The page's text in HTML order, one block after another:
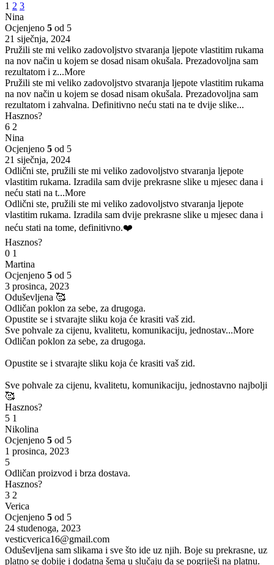
1 2 3
Nina
Ocjenjeno 5 od 5
21 siječnja, 2024
Pružili ste mi veliko zadovoljstvo stvaranja ljepote vlastitim rukama
na nov način u kojem se dosad nisam okušala. Prezadovoljna sam
rezultatom i z...More
Pružili ste mi veliko zadovoljstvo stvaranja ljepote vlastitim rukama
na nov način u kojem se dosad nisam okušala. Prezadovoljna sam
rezultatom i zahvalna. Definitivno neću stati na te dvije slike...
Hasznos?
6 2
Nina
Ocjenjeno 5 od 5
21 siječnja, 2024
Odlični ste, pružili ste mi veliko zadovoljstvo stvaranja ljepote
vlastitim rukama. Izradila sam dvije prekrasne slike u mjesec dana i
neću stati na t...More
Odlični ste, pružili ste mi veliko zadovoljstvo stvaranja ljepote
vlastitim rukama. Izradila sam dvije prekrasne slike u mjesec dana i
neću stati na tome, definitivno.❤️
Hasznos?
0 1
Martina
Ocjenjeno 5 od 5
3 prosinca, 2023
Oduševljena 🥰
Odličan poklon za sebe, za drugoga.
Opustite se i stvarajte sliku koja će krasiti vaš zid.
Sve pohvale za cijenu, kvalitetu, komunikaciju, jednostav...More
Odličan poklon za sebe, za drugoga.
Opustite se i stvarajte sliku koja će krasiti vaš zid.
Sve pohvale za cijenu, kvalitetu, komunikaciju, jednostavno najbolji
🥰
Hasznos?
5 1
Nikolina
Ocjenjeno 5 od 5
1 prosinca, 2023
5
Odličan proizvod i brza dostava.
Hasznos?
3 2
Verica
Ocjenjeno 5 od 5
24 studenoga, 2023
vesticverica16@gmail.com
Oduševljena sam slikama i sve što ide uz njih. Boje su prekrasne, uz
platno se dobije i dodatna šema u slučaju da se pogriješi na platnu.